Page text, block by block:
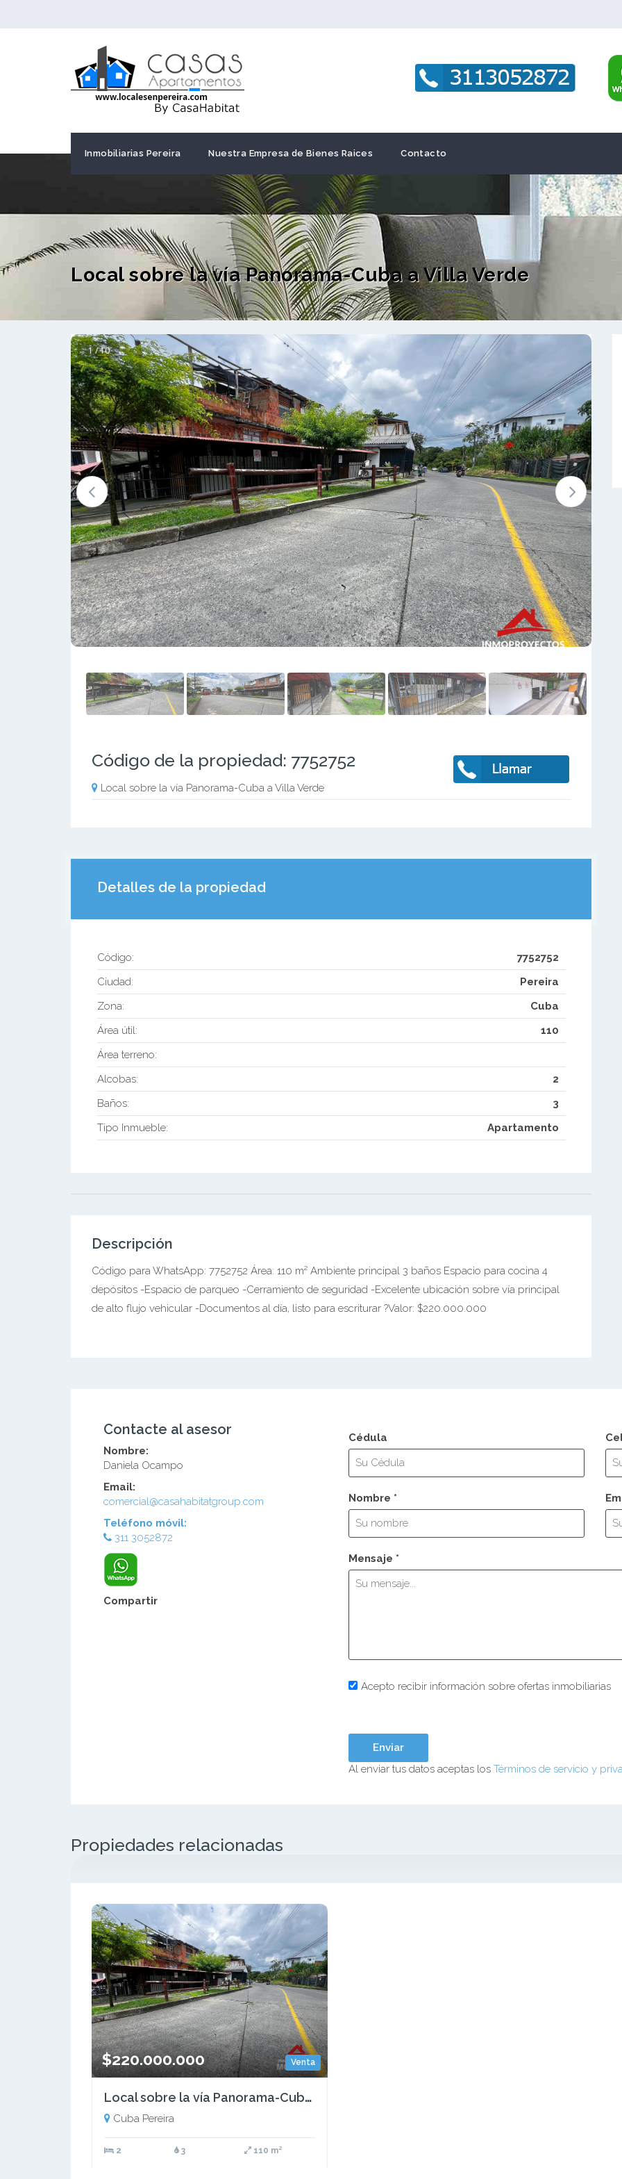
Inmobiliarias Pereira Nuestra Empresa de Bienes Raices Contacto
Local sobre la vía Panorama-Cuba a Villa Verde
1 / 10
Código de la propiedad: 7752752
Local sobre la vía Panorama-Cuba a Villa Verde
Detalles de la propiedad
Código:
7752752
Ciudad:
Pereira
Zona:
Cuba
Área útil:
110
Área terreno:
Alcobas:
2
Baños:
3
Tipo Inmueble:
Apartamento
Descripción
Código para WhatsApp: 7752752 Área: 110 m² Ambiente principal 3 baños Espacio para cocina 4
depósitos -Espacio de parqueo -Cerramiento de seguridad -Excelente ubicación sobre vía principal
de alto flujo vehicular -Documentos al día, listo para escriturar ?Valor: $220.000.000
Contacte al asesor
Nombre:
Daniela Ocampo
Email:
comercial@casahabitatgroup.com
Teléfono móvil:
311 3052872
Compartir
Cédula
Nombre *
Mensaje *
Acepto recibir información sobre ofertas inmobiliarias
Al enviar tus datos aceptas los Términos de servicio y
Propiedades relacionadas
Venta
$220.000.000
Local sobre la vía Panorama-Cuba a Villa Verde
Cuba Pereira
2 3 110 m²